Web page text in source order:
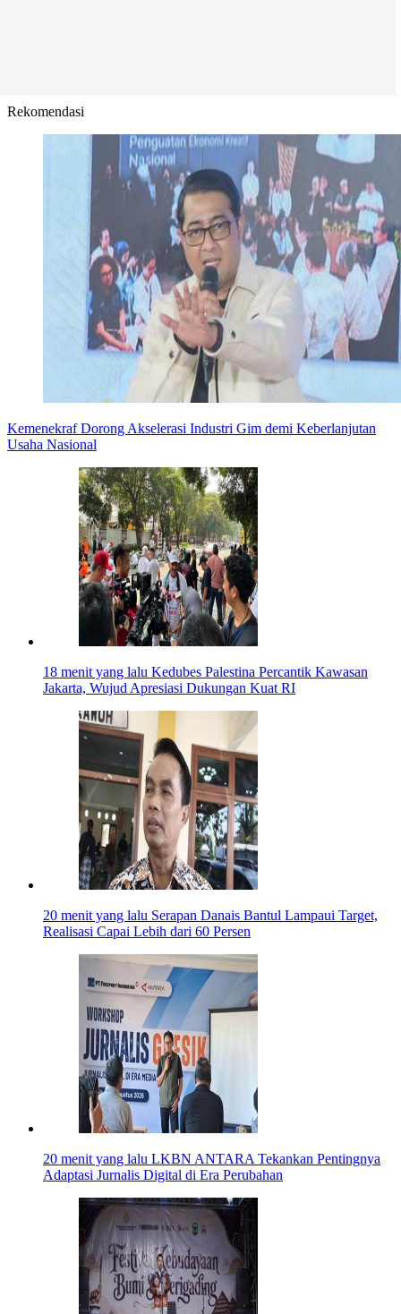
Rekomendasi
Kemenekraf Dorong Akselerasi Industri Gim demi Keberlanjutan
Usaha Nasional
18 menit yang lalu Kedubes Palestina Percantik Kawasan
Jakarta, Wujud Apresiasi Dukungan Kuat RI
20 menit yang lalu Serapan Danais Bantul Lampaui Target,
Realisasi Capai Lebih dari 60 Persen
20 menit yang lalu LKBN ANTARA Tekankan Pentingnya
Adaptasi Jurnalis Digital di Era Perubahan